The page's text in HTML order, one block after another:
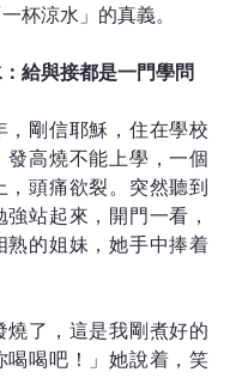
杯涼水」的真義。
給與接都是一門學問
，剛信耶穌，住在學校
發高燒不能上學，一個
，頭痛欲裂。突然聽到
站起來，開門一看，
熟的姐妹，她手中捧着
燒了，這是我剛煮好的
喝喝吧！」她說着，笑